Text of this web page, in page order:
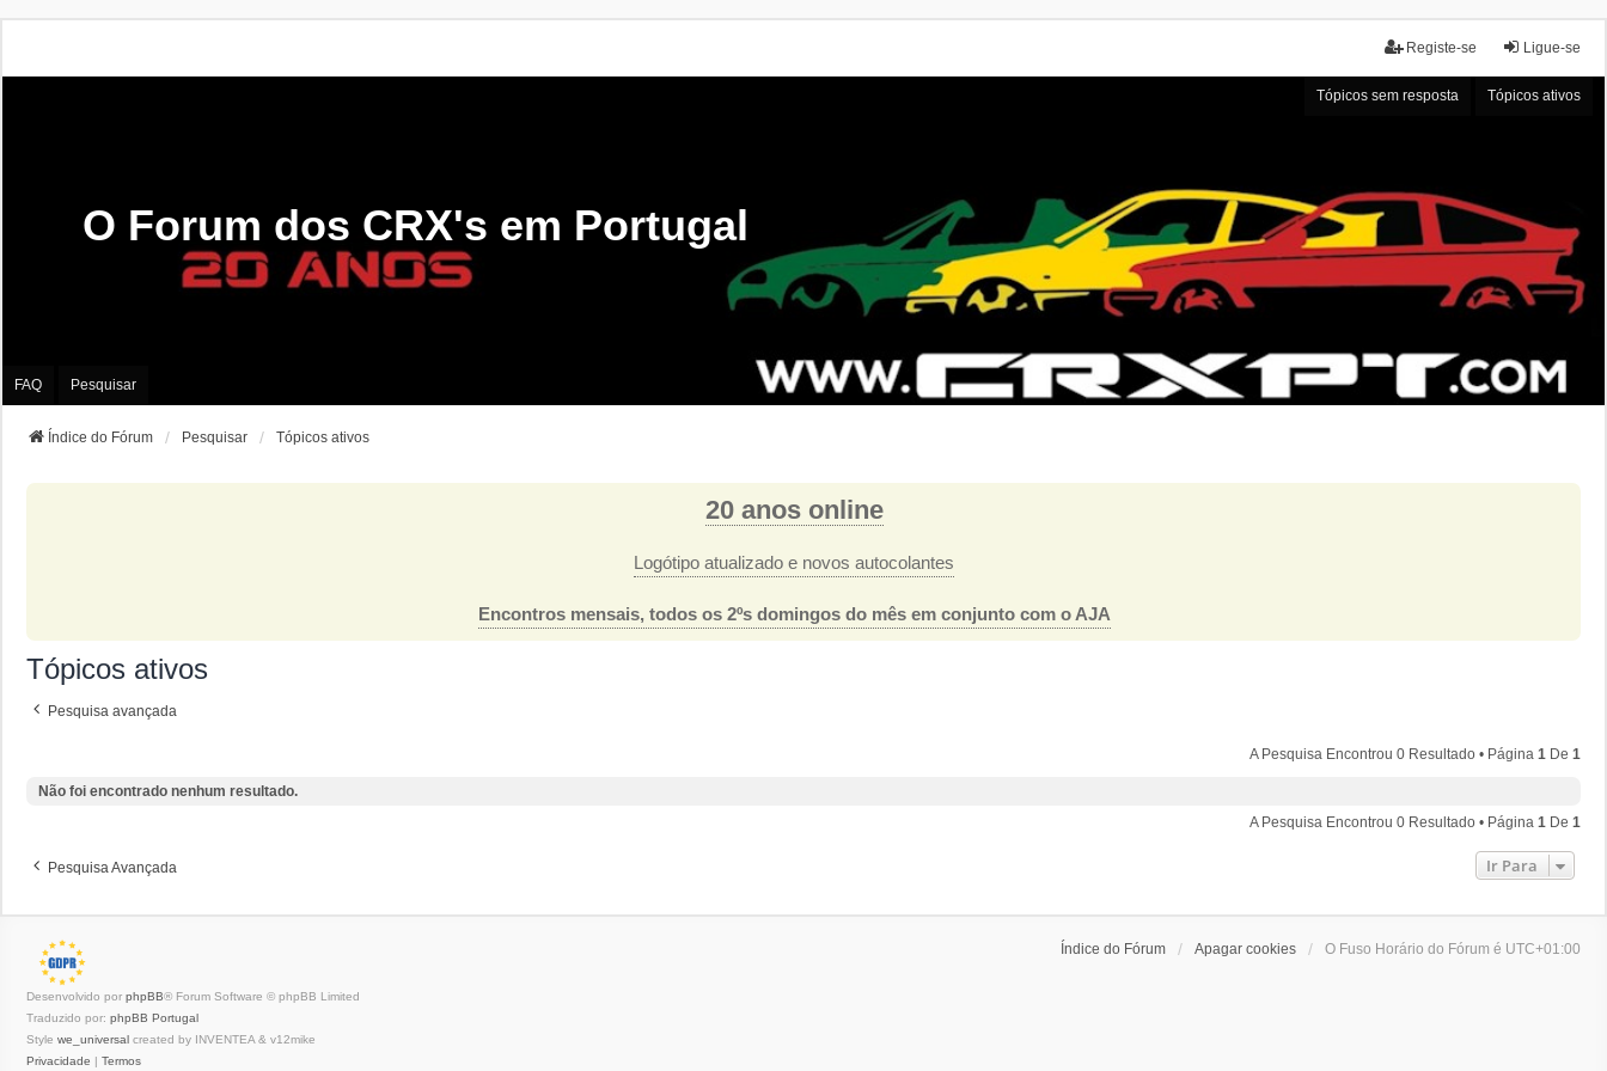
Ligue-se
Registe-se
Tópicos sem resposta Tópicos ativos
O Forum dos CRX's em Portugal
FAQ Pesquisar
Índice do Fórum Pesquisar Tópicos ativos
20 anos online
Logótipo atualizado e novos autocolantes
Encontros mensais, todos os 2ºs domingos do mês em conjunto com o AJA
Tópicos ativos
Pesquisa avançada
A Pesquisa Encontrou 0 Resultado • Página 1 De 1
Não foi encontrado nenhum resultado.
A Pesquisa Encontrou 0 Resultado • Página 1 De 1
Pesquisa Avançada Ir Para
Índice do Fórum Apagar cookies O Fuso Horário do Fórum é UTC+01:00
Desenvolvido por phpBB® Forum Software © phpBB Limited
Traduzido por: phpBB Portugal
Style we_universal created by INVENTEA & v12mike
Privacidade | Termos